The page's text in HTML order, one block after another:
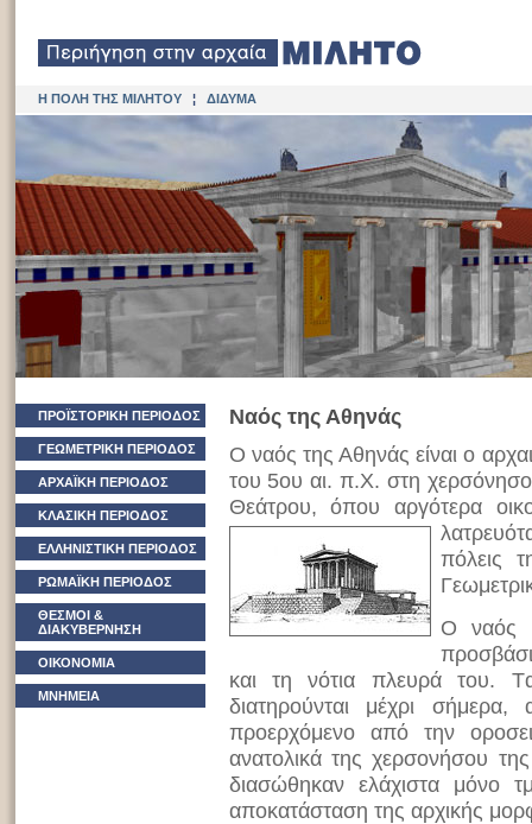
Η ΠΟΛΗ ΤΗΣ ΜΙΛΗΤΟΥ¦ ΔΙΔΥΜΑ
ΠΡΟΪΣΤΟΡΙΚΗ ΠΕΡΙΟΔΟΣ
ΓΕΩΜΕΤΡΙΚΗ ΠΕΡΙΟΔΟΣ
ΑΡΧΑΪΚΗ ΠΕΡΙΟΔΟΣ
ΚΛΑΣΙΚΗ ΠΕΡΙΟΔΟΣ
ΕΛΛΗΝΙΣΤΙΚΗ ΠΕΡΙΟΔΟΣ
ΡΩΜΑΪΚΗ ΠΕΡΙΟΔΟΣ
ΘΕΣΜΟΙ &
ΔΙΑΚΥΒΕΡΝΗΣΗ
ΟΙΚΟΝΟΜΙΑ
ΜΝΗΜΕΙΑ
Ναός της Αθηνάς
Ο ναός της Αθηνάς είναι ο
του 5ου αι. π.Χ. στη
Θεάτρου, όπου αργότερα
πόλεις
Ο ναός
και τη νότια πλευρά του.
διατηρούνται μέχρι
προερχόμενο από την
ανατολικά της χερσονήσου
διασώθηκαν ελάχιστα μόνο
αποκατάσταση της αρχικής